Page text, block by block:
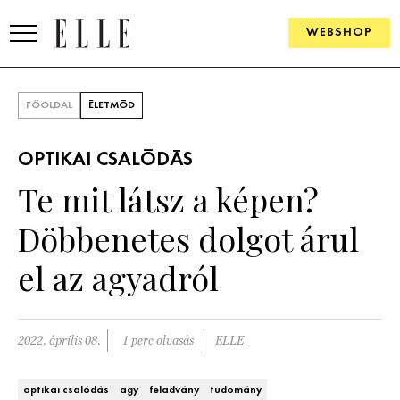
WEBSHOP
SZÉPSÉG
ÉLETMÓD
PÁRKAPCSOLAT
FŐOLDAL ÉLETMÓD
OPTIKAI CSALÓDÁS
Te mit látsz a képen?
Döbbenetes dolgot árul
el az agyadról
2022. április 08. 1 perc olvasás ELLE
optikai csalódás agy feladvány tudomány